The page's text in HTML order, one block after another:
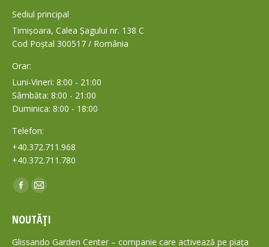
Sediul principal
Timișoara, Calea Șagului nr. 138 C
Cod Poștal 300517 / România
Orar:
Luni-Vineri: 8:00 - 21:00
Sâmbăta: 8:00 - 21:00
Duminica: 8:00 - 18:00
Telefon:
+40.372.711.968
+40.372.711.780
Find us on:
Facebook
opens
in
Mail
opens
in
NOUTĂȚI
Glissando Garden Center – companie care activează pe piața